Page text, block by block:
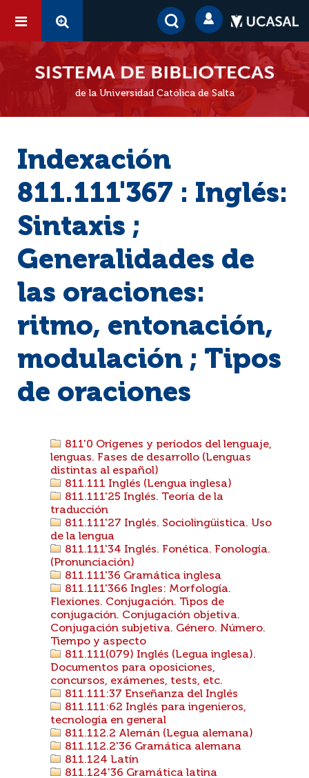
de la Universidad Católica de Salta
Indexación
811.111'367 : Inglés:
Sintaxis ;
Generalidades de
las oraciones:
ritmo, entonación,
modulación ; Tipos
de oraciones
811'0 Orígenes y períodos del lenguaje,
lenguas. Fases de desarrollo (Lenguas
distintas al español)
811.111 Inglés (Lengua inglesa)
811.111'25 Inglés. Teoría de la
traducción
811.111'27 Inglés. Sociolingüistica. Uso
de la lengua
811.111'34 Inglés. Fonética. Fonología.
(Pronunciación)
811.111'36 Gramática inglesa
811.111'366 Ingles: Morfología.
Flexiones. Conjugación. Tipos de
conjugación. Conjugación objetiva.
Conjugación subjetiva. Género. Número.
Tiempo y aspecto
811.111(079) Inglés (Legua inglesa).
Documentos para oposiciones,
concursos, exámenes, tests, etc.
811.111:37 Enseñanza del Inglés
811.111:62 Inglés para ingenieros,
tecnología en general
811.112.2 Alemán (Legua alemana)
811.112.2'36 Gramática alemana
811.124 Latín
811.124'36 Gramática latina